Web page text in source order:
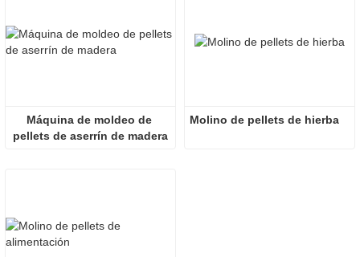
Máquina de moldeo de
pellets de aserrín de madera
Molino de pellets de hierba